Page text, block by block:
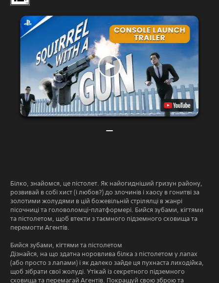
Білко, знайомся, це пістолет. Як найогидніший гризун району,
розвивай в собі хист (і любов?) до злочинів і хаосу в гонитві за
золотими жолудями в цій божевільній стрілялці в жанрі
пісочниці та головоломці-платформері. Бийся зубами, кігтями
та пістолетом, щоб втекти з таємного підземного сховища та
перемогти Агентів.
Бийся зубами, кігтями та пістолетом
Дізнайся, на що здатна норовлива білка з пістолетом у лапах
(або просто з лапами) і як далеко зайде ця пухнаста лиходійка,
щоб зібрати свої жолуді. Утікай із секретного підземного
сховища та перемагай Агентів. Покращуй свою зброю та